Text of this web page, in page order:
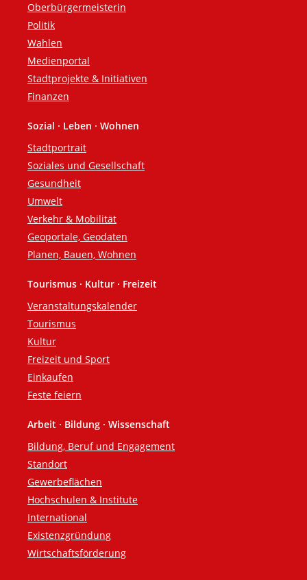
Oberbürgermeisterin
Politik
Wahlen
Medienportal
Stadtprojekte & Initiativen
Finanzen
Sozial · Leben · Wohnen
Stadtportrait
Soziales und Gesellschaft
Gesundheit
Umwelt
Verkehr & Mobilität
Geoportale, Geodaten
Planen, Bauen, Wohnen
Tourismus · Kultur · Freizeit
Veranstaltungskalender
Tourismus
Kultur
Freizeit und Sport
Einkaufen
Feste feiern
Arbeit · Bildung · Wissenschaft
Bildung, Beruf und Engagement
Standort
Gewerbeflächen
Hochschulen & Institute
International
Existenzgründung
Wirtschaftsförderung